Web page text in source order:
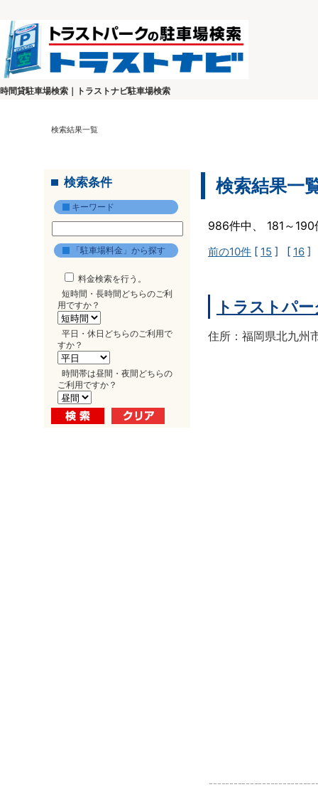
時間貸駐車場検索｜トラストナビ駐車場検索
検索結果一覧
検索条件
キーワード
「駐車場料金」から探す
料金検索を行う。
短時間・長時間どちらのご利
用ですか？
平日・休日どちらのご利用で
すか？
時間帯は昼間・夜間どちらの
ご利用ですか？
検索結果一
986件中、 181～
前の10件 [ 15 ] [ 16 ]
トラストパ
住所：福岡県北九州